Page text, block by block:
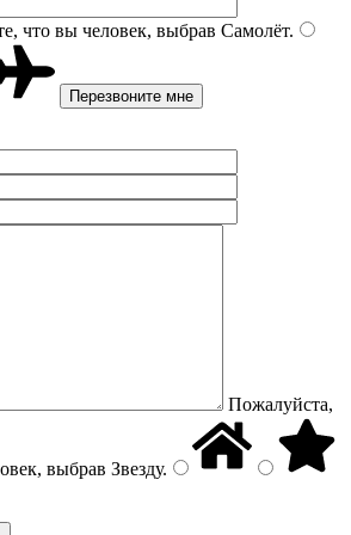
что вы человек, выбрав Самолёт.
Пожалуйста,
выбрав Звезду.